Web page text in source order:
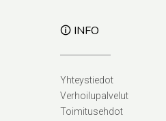
🛈 INFO
Yhteystiedot
Verhoilupalvelut
Toimitusehdot